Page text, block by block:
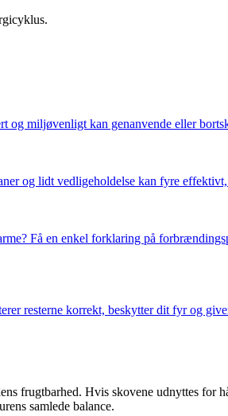
og miljøvenligt kan genanvende eller
og lidt vedligeholdelse kan fyre effektivt,
Få en enkel forklaring på
resterne korrekt, beskytter dit fyr og
frugtbarhed. Hvis skovene udnyttes for
samlede balance.